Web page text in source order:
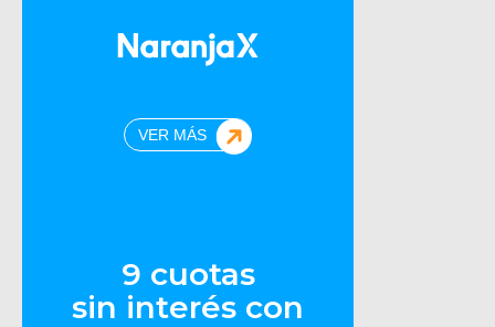
VER MÁS
9 cuotas
sin interés con